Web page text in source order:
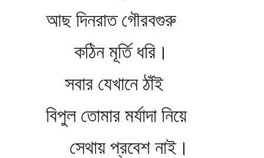
আছ দিনরাত গৌরবগুরু
কঠিন মূর্তি ধরি।
সবার যেখানে ঠাঁই
বিপুল তোমার মর্যাদা নিয়ে
সেথায় প্রবেশ নাই।